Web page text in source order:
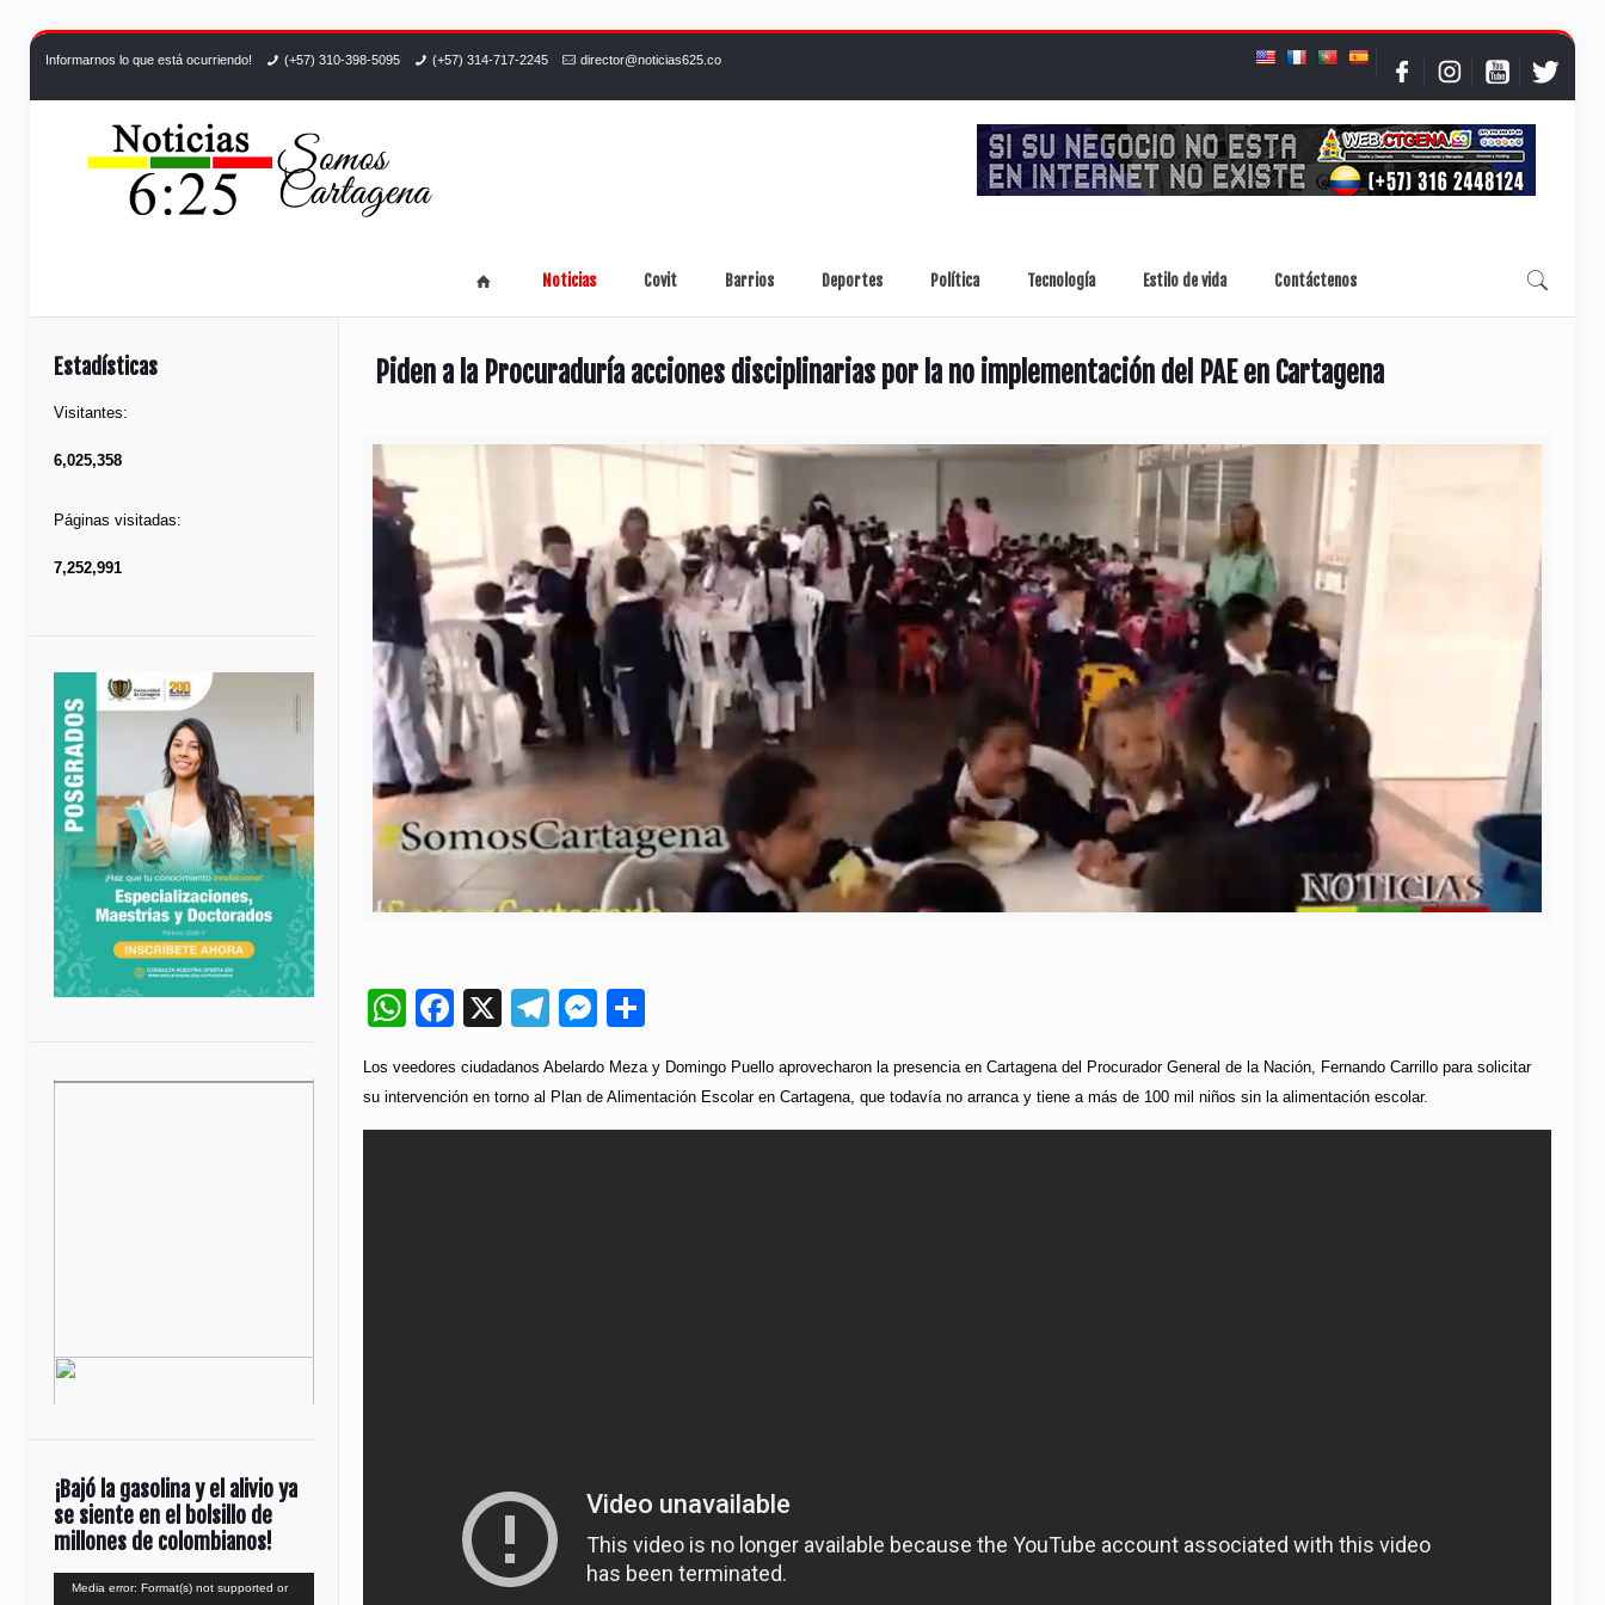
Informarnos lo que está ocurriendo! (+57) 310-398-5095 (+57) 314-717-2245 director@noticias625.co
Noticias Covit Barrios Deportes Política Tecnología Estilo de vida Contáctenos
Piden a la Procuraduría acciones disciplinarias por la no implementación del PAE en Cartagena
WhatsApp
Facebook
X Telegram
Messenger
Los veedores ciudadanos Abelardo Meza y Domingo Puello aprovecharon la presencia en Cartagena del Procurador General de la Nación, Fernando Carrillo para solicitar
su intervención en torno al Plan de Alimentación Escolar en Cartagena, que todavía no arranca y tiene a más de 100 mil niños sin la alimentación escolar.
Estadísticas
Visitantes:
6,025,358
Páginas visitadas:
7,252,991
¡Bajó la gasolina y el alivio ya
se siente en el bolsillo de
millones de colombianos!
Reproductor
Media error: Format(s) not supported or